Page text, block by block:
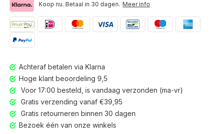
Koop nu. Betaal in 30 dagen. Meer info
Achteraf betalen via Klarna
Hoge klant beoordeling 9,5
Voor 17:00 besteld, is vandaag verzonden (ma-vr)
Gratis verzending vanaf €39,95
Gratis retourneren binnen 30 dagen
Bezoek één van onze winkels